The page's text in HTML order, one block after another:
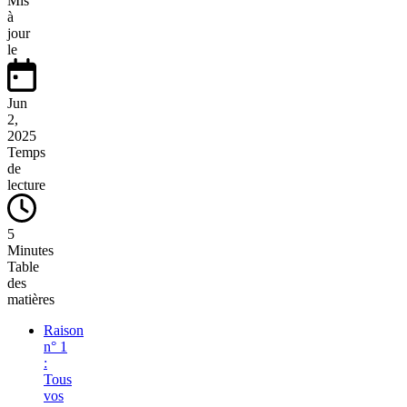
à
jour
le
Jun
2,
2025
Temps
de
lecture
5
Minutes
Table
des
matières
Raison
n° 1
:
Tous
vos